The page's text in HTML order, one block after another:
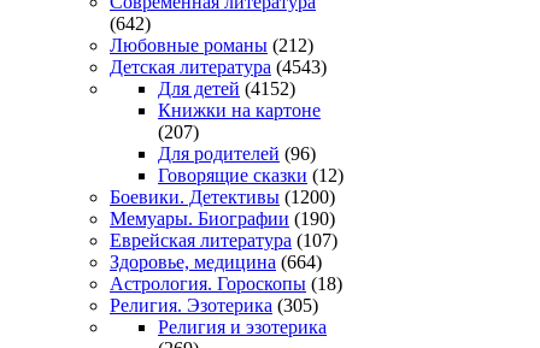
(642)
Любовные романы (212)
Детская литература (4543)
Для детей (4152)
Книжки на картоне
(207)
Для родителей (96)
Говорящие сказки (12)
Боевики. Детективы (1200)
Мемуары. Биографии (190)
Еврейская литература (107)
Здоровье, медицина (664)
Астрология. Гороскопы (18)
Религия. Эзотерика (305)
Религия и эзотерика